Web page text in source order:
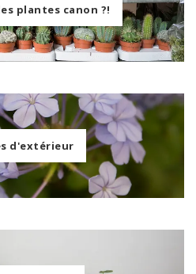
plantes canon ?!
d'extérieur